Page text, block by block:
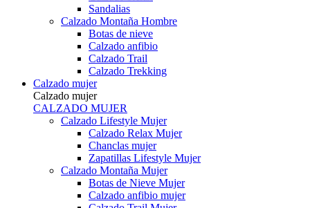
Sandalias
Calzado Montaña Hombre
Botas de nieve
Calzado anfibio
Calzado Trail
Calzado Trekking
Calzado mujer
Calzado mujer
CALZADO MUJER
Calzado Lifestyle Mujer
Calzado Relax Mujer
Chanclas mujer
Zapatillas Lifestyle Mujer
Calzado Montaña Mujer
Botas de Nieve Mujer
Calzado anfibio mujer